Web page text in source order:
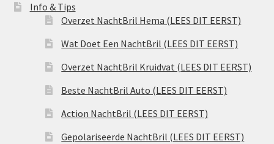
Info & Tips
Overzet NachtBril Hema (LEES DIT EERST)
Wat Doet Een NachtBril (LEES DIT EERST)
Overzet NachtBril Kruidvat (LEES DIT EERST)
Beste NachtBril Auto (LEES DIT EERST)
Action NachtBril (LEES DIT EERST)
Gepolariseerde NachtBril (LEES DIT EERST)